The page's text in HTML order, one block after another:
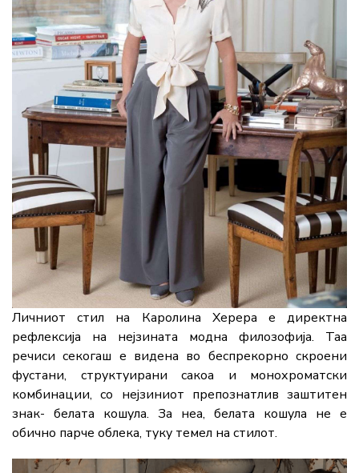
Личниот стил на Каролина Херера е директна
рефлексија на нејзината модна филозофија. Таа
речиси секогаш е видена во беспрекорно скроени
фустани, структуирани сакоа и монохроматски
комбинации, со нејзиниот препознатлив заштитен
знак- белата кошула. За неа, белата кошула не е
обично парче облека, туку темел на стилот.